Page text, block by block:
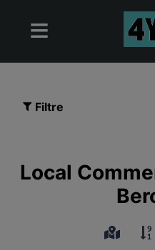
Filtre
Local